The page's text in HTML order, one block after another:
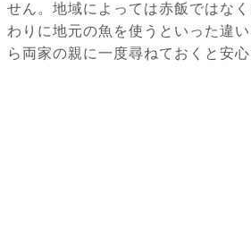
せん。地域によっては赤飯ではな
わりに地元の魚を使うといった違
ら両家の親に一度尋ねておくと安心